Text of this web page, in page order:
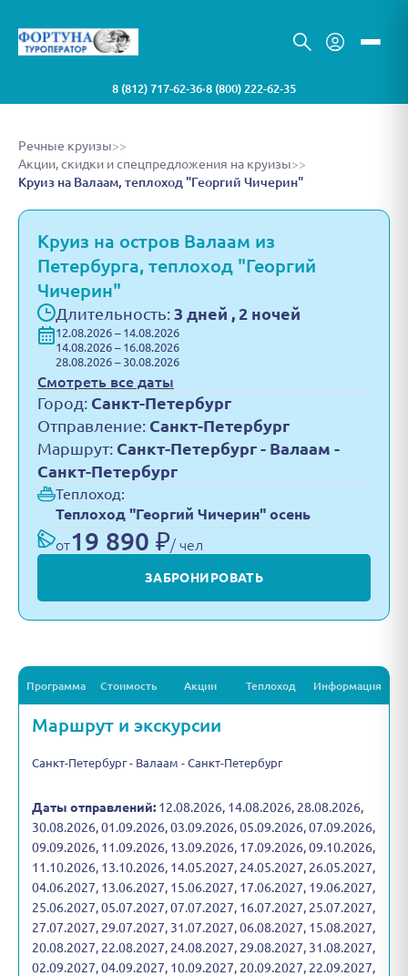
8 (812) 717-62-36•8 (800) 222-62-35
Речные круизы>>
Акции, скидки и спецпредложения на круизы>>
Круиз на Валаам, теплоход "Георгий Чичерин"
Круиз на остров Валаам из
Петербурга, теплоход "Георгий
Чичерин"
Длительность: 3 дней , 2 ночей
12.08.2026 – 14.08.2026
14.08.2026 – 16.08.2026
28.08.2026 – 30.08.2026
Смотреть все даты
Город: Санкт-Петербург
Отправление: Санкт-Петербург
Маршрут: Санкт-Петербург - Валаам -
Санкт-Петербург
Теплоход:
Теплоход "Георгий Чичерин" осень
от19 890 ₽/ чел
ЗАБРОНИРОВАТЬ
Программа Стоимость Акции Теплоход Информация
Маршрут и экскурсии
Санкт-Петербург - Валаам - Санкт-Петербург
Даты отправлений: 12.08.2026, 14.08.2026, 28.08.2026,
30.08.2026, 01.09.2026, 03.09.2026, 05.09.2026, 07.09.2026,
09.09.2026, 11.09.2026, 13.09.2026, 17.09.2026, 09.10.2026,
11.10.2026, 13.10.2026, 14.05.2027, 24.05.2027, 26.05.2027,
04.06.2027, 13.06.2027, 15.06.2027, 17.06.2027, 19.06.2027,
25.06.2027, 05.07.2027, 07.07.2027, 16.07.2027, 25.07.2027,
27.07.2027, 29.07.2027, 31.07.2027, 06.08.2027, 15.08.2027,
20.08.2027, 22.08.2027, 24.08.2027, 29.08.2027, 31.08.2027,
02.09.2027, 04.09.2027, 10.09.2027, 20.09.2027, 22.09.2027,